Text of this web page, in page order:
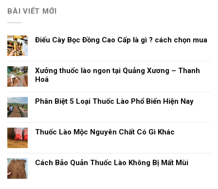
BÀI VIẾT MỚI
Điếu Cày Bọc Đồng Cao Cấp là gì ? cách chọn mua
Xưởng thuốc lào ngon tại Quảng Xương – Thanh
Hoá
Phân Biệt 5 Loại Thuốc Lào Phổ Biến Hiện Nay
Thuốc Lào Mộc Nguyên Chất Có Gì Khác
Cách Bảo Quản Thuốc Lào Không Bị Mất Mùi